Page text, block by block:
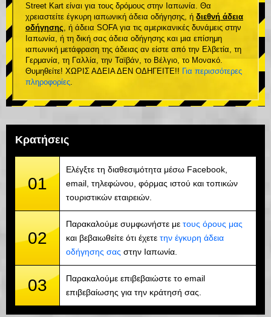
Street Kart είναι για τους δρόμους στην Ιαπωνία. Θα
χρειαστείτε έγκυρη ιαπωνική άδεια οδήγησης, ή διεθνή άδεια
οδήγησης , ή άδεια SOFA για τις αμερικανικές δυνάμεις στην
Ιαπωνία, ή τη δική σας άδεια οδήγησης και μια επίσημη
ιαπωνική μετάφραση της άδειας αν είστε από την Ελβετία, τη
Γερμανία, τη Γαλλία, την Ταϊβάν, το Βέλγιο, το Μονακό.
Θυμηθείτε! ΧΩΡΙΣ ΑΔΕΙΑ ΔΕΝ ΟΔΗΓΕΙΤΕ!! Για περισσότερες
πληροφορίες
Κρατήσεις
01
Ελέγξτε τη διαθεσιμότητα μέσω Facebook,
email, τηλεφώνου, φόρμας ιστού και τοπικών
τουριστικών εταιρειών.
02
Παρακαλούμε συμφωνήστε με τους όρους μας
και βεβαιωθείτε ότι έχετε την έγκυρη άδεια
οδήγησης σας στην Ιαπωνία.
03
Παρακαλούμε επιβεβαιώστε το email
επιβεβαίωσης για την κράτησή σας.